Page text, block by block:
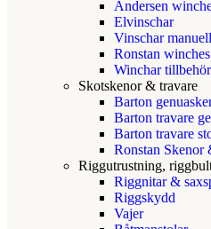
Andersen
Elvinschar
Vinschar
Ronstan winches
Winchar
Skotskenor & travare
Barton
Barton travare
Barton travare
Ronstan Skenor
Riggutrustning,
Riggnitar &
Riggskydd
Vajer